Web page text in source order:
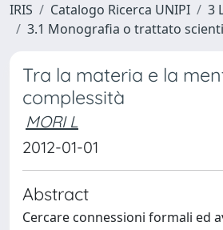
IRIS Catalogo Ricerca UNIPI
3
3.1 Monografia o trattato
Tra la materia e la
complessità
MORI L
2012-01-01
Abstract
Cercare connessioni formali ed